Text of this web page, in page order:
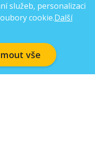
služeb, personalizaci
cookie.Další
vše